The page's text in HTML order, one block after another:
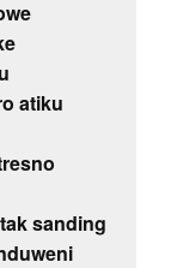
atiku
sanding